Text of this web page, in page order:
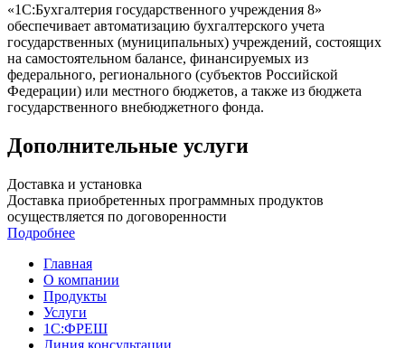
«1С:Бухгалтерия государственного учреждения 8»
обеспечивает автоматизацию бухгалтерского учета
государственных (муниципальных) учреждений, состоящих
на самостоятельном балансе, финансируемых из
федерального, регионального (субъектов Российской
Федерации) или местного бюджетов, а также из бюджета
государственного внебюджетного фонда.
Дополнительные услуги
Доставка и установка
Доставка приобретенных программных продуктов
осуществляется по договоренности
Подробнее
Главная
О компании
Продукты
Услуги
1С:ФРЕШ
Линия консультации